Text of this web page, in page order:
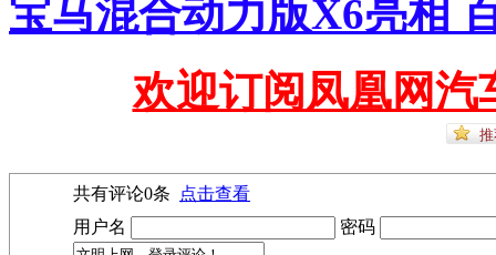
宝马混合动力版X6亮相
欢迎订阅凤凰网汽
共有评论0条
点击查看
用户名
密码